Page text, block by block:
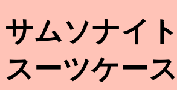
サムソナイ
スーツケー